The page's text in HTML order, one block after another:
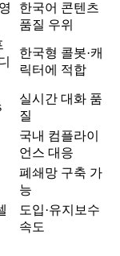
한국어 콘텐츠
품질 우위
한국형 콜봇·캐
릭터에 적합
실시간 대화 품
질
국내 컴플라이
언스 대응
폐쇄망 구축 가
능
도입·유지보수
속도